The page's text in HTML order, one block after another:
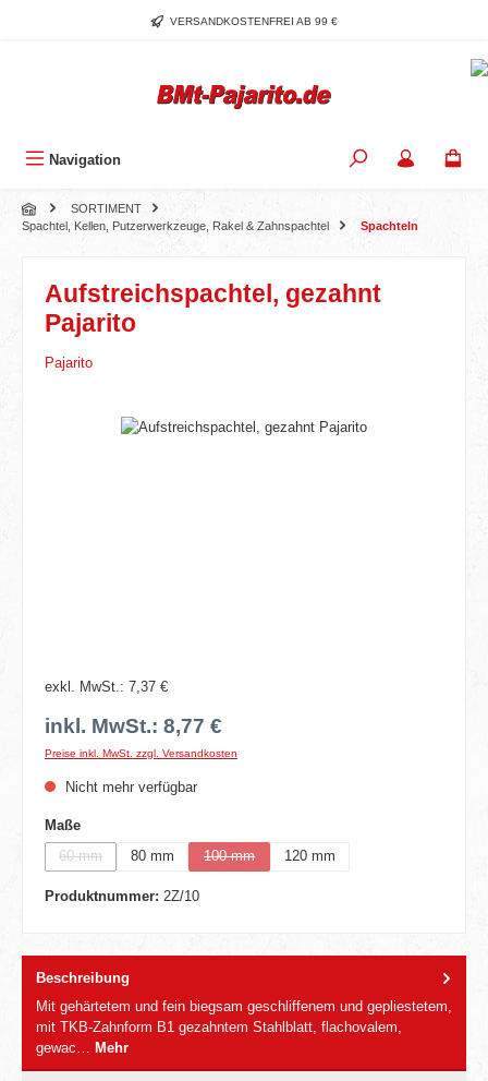
Zum Hauptinhalt springenVERSANDKOSTENFREI AB 99 €
Navigation
SORTIMENT
Spachtel, Kellen, Putzerwerkzeuge, Rakel & Zahnspachtel
Spachteln
Aufstreichspachtel, gezahnt
Pajarito
Pajarito
Bildergalerie überspringen
exkl. MwSt.: 7,37 €
inkl. MwSt.: 8,77 €
Preise inkl. MwSt. zzgl. Versandkosten
Nicht mehr verfügbar
Maßeauswählen
60 mm
80 mm 100 mm 120 mm
Produktnummer: 2Z/10
Beschreibung
Mit gehärtetem und fein biegsam geschliffenem und gepliestetem,
mit TKB-Zahnform B1 gezahntem Stahlblatt, flachovalem,
gewac… Mehr